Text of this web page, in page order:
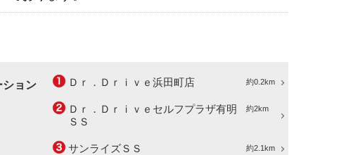
ション 約0.2km
Ｄｒ．Ｄｒｉｖｅ浜田町店
約2km
Ｄｒ．Ｄｒｉｖｅセルフプラザ有明
ＳＳ
約2.1km
サンライズＳＳ